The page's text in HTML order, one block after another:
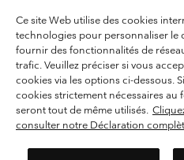
Gebruiksvoorwaarden
Privacybeleid
Voorwaarden voor door gebruikers
Cookies
Helpcentrum: Maan-Vrij. 9:00 - 13:00
Ce site Web utilise des cookies
technologies pour personnaliser le
fournir des fonctionnalités de
trafic. Veuillez préciser si vous
cookies via les options ci-dessous.
cookies strictement nécessaires
seront tout de même utilisés.
consulter notre Déclaration
Online
United States
Belgium-English
Belgium-Français